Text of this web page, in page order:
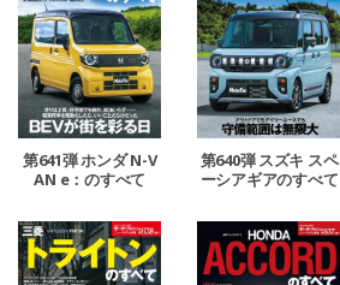
第641弾 ホンダ N-V
AN e：のすべて
第640弾 スズキ スペ
ーシアギアのすべて